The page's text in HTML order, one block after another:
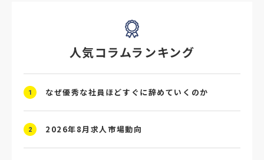
#求人広告
#スクラム採用 #転職イベント #転職フェア
#賃上げ #人事数珠繋ぎ
#4P分析 #競合他社
人気コラムランキング
1 なぜ優秀な社員ほどすぐに辞めていくのか
2 2026年8月求人市場動向